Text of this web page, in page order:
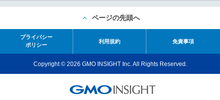
ページの先頭へ
プライバシー
ポリシー
利用規約 免責事項
Copyright © 2026 GMO INSIGHT Inc. All Rights Reserved.